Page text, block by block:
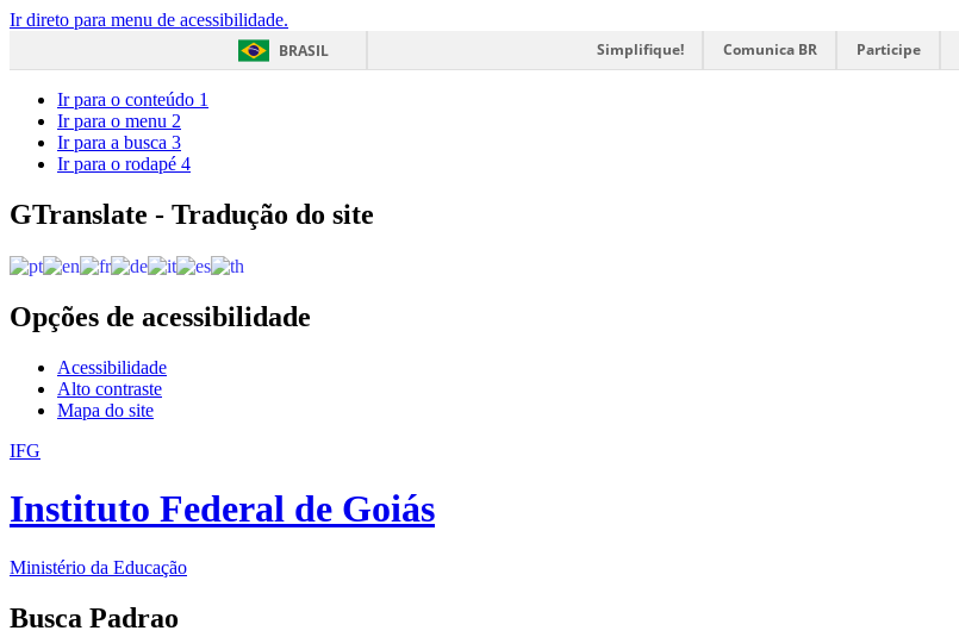
Ir direto para menu de acessibilidade.
BRASIL
Simplifique! Comunica BR Participe
Ir para o conteúdo 1
Ir para o menu 2
Ir para a busca 3
Ir para o rodapé 4
GTranslate - Tradução do site
Opções de acessibilidade
Acessibilidade
Alto contraste
Mapa do site
IFG
Instituto Federal de Goiás
Ministério da Educação
Busca Padrao